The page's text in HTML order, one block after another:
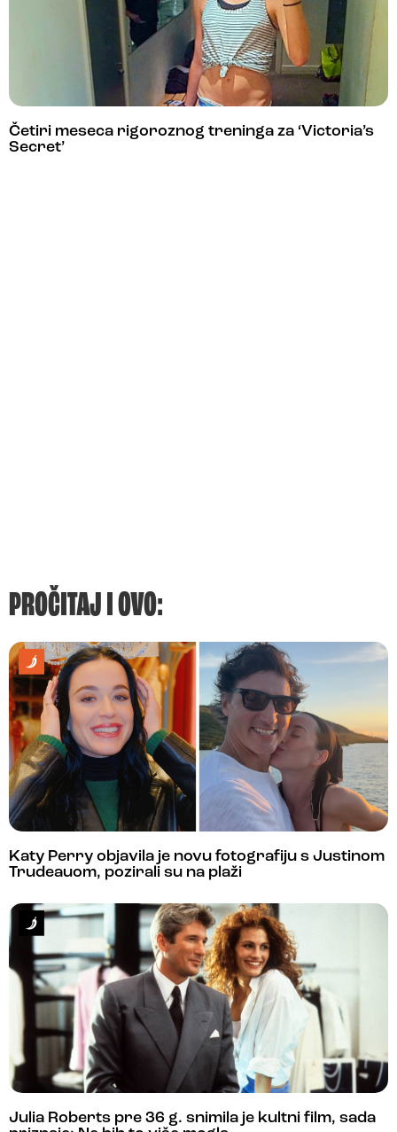
Četiri meseca rigoroznog treninga za ‘Victoria’s
Secret’
PROČITAJ I OVO:
Katy Perry objavila je novu fotografiju s Justinom
Trudeauom, pozirali su na plaži
Julia Roberts pre 36 g. snimila je kultni film, sada